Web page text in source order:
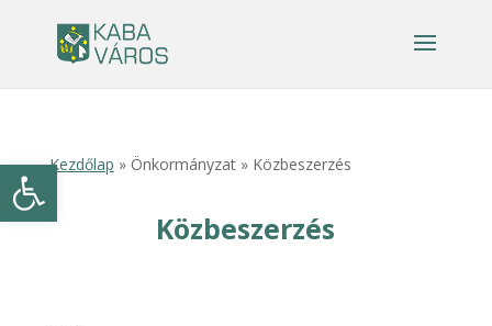
Eszköztár megnyitása
Kezdőlap » Önkormányzat » Közbeszerzés
Közbeszerzés